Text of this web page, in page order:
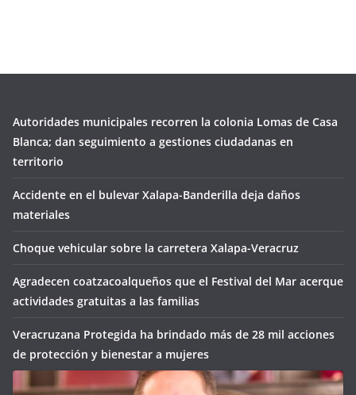
Autoridades municipales recorren la colonia Lomas de Casa
Blanca; dan seguimiento a gestiones ciudadanas en
territorio
Accidente en el bulevar Xalapa-Banderilla deja daños
materiales
Choque vehicular sobre la carretera Xalapa-Veracruz
Agradecen coatzacoalqueños que el Festival del Mar acerque
actividades gratuitas a las familias
Veracruzana Protegida ha brindado más de 28 mil acciones
de protección y bienestar a mujeres